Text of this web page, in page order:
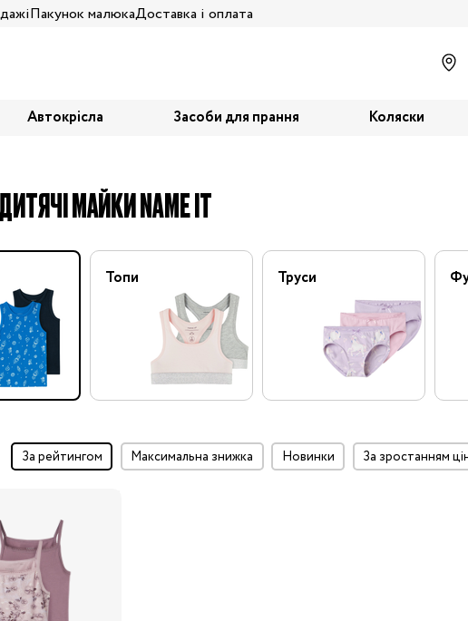
Пакунок малюкаДоставка і оплата
Автокрісла Засоби для прання Коляски
МАЙКИ NAME IT
Топи Труси
за рейтингом максимальна знижка Новинки за зростанням